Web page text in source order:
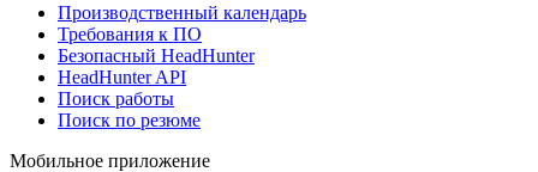
Производственный календарь
Требования к ПО
Безопасный HeadHunter
HeadHunter API
Поиск работы
Поиск по резюме
Мобильное приложение